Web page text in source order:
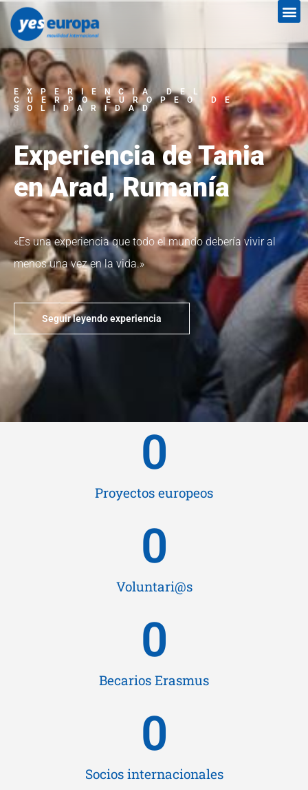
EXPERIENCIA DEL
CUERPO EUROPEO DE
SOLIDARIDAD
Experiencia de Tania
en Arad, Rumanía
«Es una experiencia que todo el mundo debería vivir al
menos una vez en la vida.»
Seguir leyendo experiencia
Proyectos europeos
0
Voluntari@s
0
Becarios Erasmus
0
Socios internacionales
0